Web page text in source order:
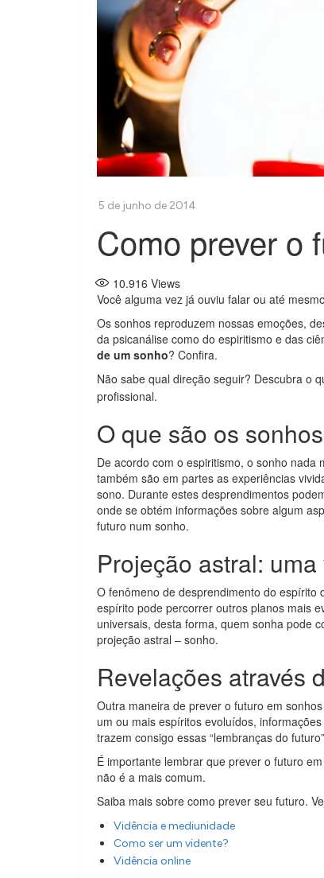
Como prever o
10.916 Views
Você alguma vez já ouviu falar ou até
Os sonhos reproduzem nossas emoções,
da psicanálise como do espiritismo e das
de um sonho? Confira.
Não sabe qual direção seguir? Descubra o
profissional.
O que são os
De acordo com o espiritismo, o sonho nada
também são em partes as experiências
sono. Durante estes desprendimentos
onde se obtém informações sobre algum
futuro num sonho.
Projeção astral:
O fenômeno de desprendimento do espírito
espírito pode percorrer outros planos mais
universais, desta forma, quem sonha pode
projeção astral – sonho.
Revelações através
Outra maneira de prever o futuro em
um ou mais espíritos evoluídos,
trazem consigo essas “lembranças do
É importante lembrar que prever o futuro
não é a mais comum.
Saiba mais sobre como prever seu futuro.
Vidência e mediunidade
Como ser um vidente?
Vidência online